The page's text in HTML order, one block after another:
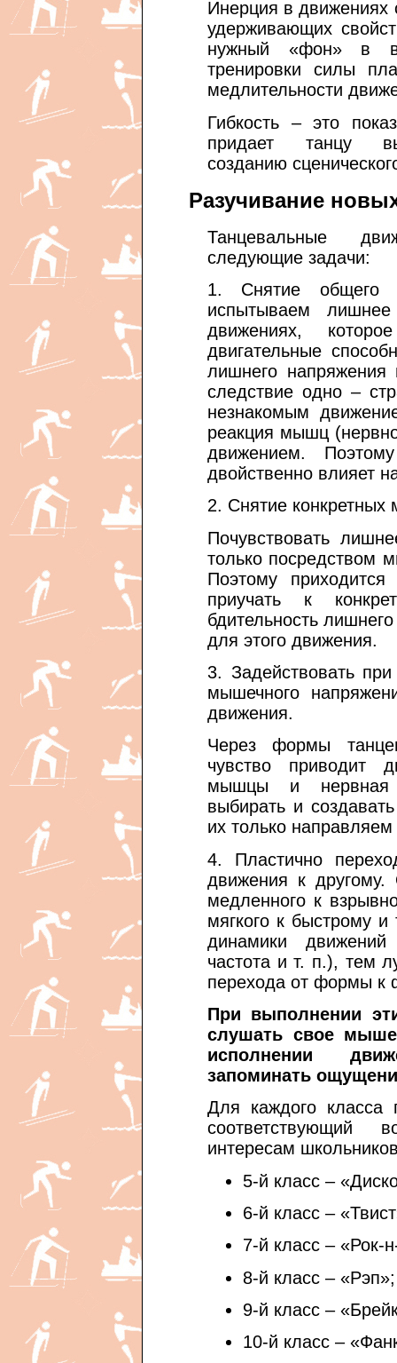
Инерция в движениях
удерживающих
нужный «фон» в
тренировки силы
медлительности
Гибкость – это
придает танцу
созданию
Разучивание
Танцевальные
следующие задачи:
1. Снятие
испытываем
движениях,
двигательные
лишнего
следствие одно –
незнакомым
реакция мышц
движением.
двойственно влияет
2. Снятие
Почувствовать
только посредством
Поэтому
приучать к
бдительность
для этого движения.
3. Задействовать
мышечного
движения.
Через формы
чувство приводит
мышцы и нервная
выбирать и
их только
4. Пластично
движения к
медленного к
мягкого к быстрому
динамики
частота и т. п.), тем
перехода от формы к
При выполнении
слушать свое
исполнении
запоминать
Для каждого класса
соответствующий
интересам
5-й класс –
6-й класс –
7-й класс – «Рок-
8-й класс – «Рэп»;
9-й класс –
10-й класс –